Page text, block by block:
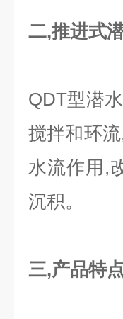
二,推进式
QDT型潜
搅拌和环
水流作用,
沉积。
三,产品特